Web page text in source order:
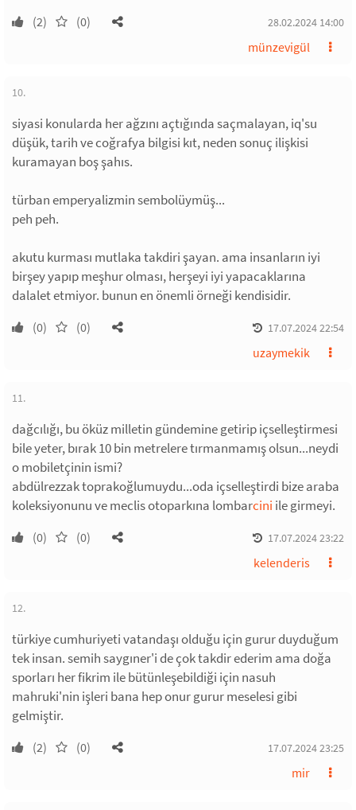
(2) (0) 28.02.2024 14:00
münzevigül
10.
siyasi konularda her ağzını açtığında saçmalayan, iq'su
düşük, tarih ve coğrafya bilgisi kıt, neden sonuç ilişkisi
kuramayan boş şahıs.
türban emperyalizmin sembolüymüş...
peh peh.
akutu kurması mutlaka takdiri şayan. ama insanların iyi
birşey yapıp meşhur olması, herşeyi iyi yapacaklarına
dalalet etmiyor. bunun en önemli örneği kendisidir.
(0) (0) 17.07.2024 22:54
uzaymekik
11.
dağcılığı, bu öküz milletin gündemine getirip içselleştirmesi
bile yeter, bırak 10 bin metrelere tırmanmamış olsun...neydi
o mobiletçinin ismi?
abdülrezzak toprakoğlumuydu...oda içselleştirdi bize araba
koleksiyonunu ve meclis otoparkına lombarcini ile girmeyi.
(0) (0) 17.07.2024 23:22
kelenderis
12.
türkiye cumhuriyeti vatandaşı olduğu için gurur duyduğum
tek insan. semih saygıner'i de çok takdir ederim ama doğa
sporları her fikrim ile bütünleşebildiği için nasuh
mahruki'nin işleri bana hep onur gurur meselesi gibi
gelmiştir.
(2) (0) 17.07.2024 23:25
mir